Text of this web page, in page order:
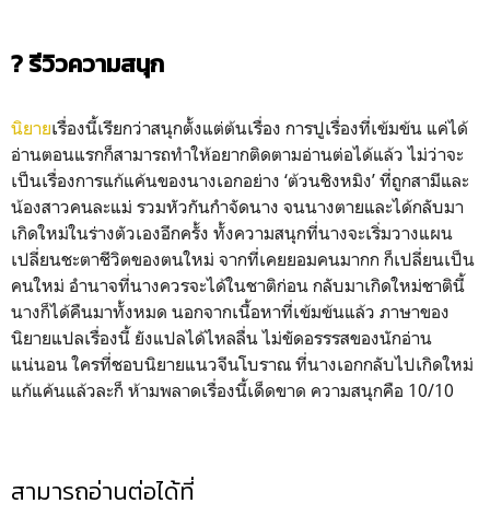
? รีวิวความสนุก
นิยายเรื่องนี้เรียกว่าสนุกตั้งแต่ต้นเรื่อง การปูเรื่องที่เข้มข้น แค่ได้
อ่านตอนแรกก็สามารถทำให้อยากติดตามอ่านต่อได้แล้ว ไม่ว่าจะ
เป็นเรื่องการแก้แค้นของนางเอกอย่าง ‘ต้วนชิงหมิง’ ที่ถูกสามีและ
น้องสาวคนละแม่ รวมหัวกันกำจัดนาง จนนางตายและได้กลับมา
เกิดใหม่ในร่างตัวเองอีกครั้ง ทั้งความสนุกที่นางจะเริ่มวางแผน
เปลี่ยนชะตาชีวิตของตนใหม่ จากที่เคยยอมคนมากก ก็เปลี่ยนเป็น
คนใหม่ อำนาจที่นางควรจะได้ในชาติก่อน กลับมาเกิดใหม่ชาตินี้
นางก็ได้คืนมาทั้งหมด นอกจากเนื้อหาที่เข้มข้นแล้ว ภาษาของ
นิยายแปลเรื่องนี้ ยังแปลได้ไหลลื่น ไม่ขัดอรรรสของนักอ่าน
แน่นอน ใครที่ชอบนิยายแนวจีนโบราณ ที่นางเอกกลับไปเกิดใหม่
แก้แค้นแล้วละก็ ห้ามพลาดเรื่องนี้เด็ดขาด ความสนุกคือ 10/10
สามารถอ่านต่อได้ที่